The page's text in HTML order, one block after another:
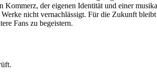
der eigenen Identität und einer
nicht vernachlässigt. Für die Zukunft
Fans zu begeistern.